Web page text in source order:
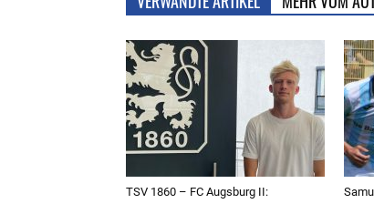
TSV 1860 – FC Augsburg II: